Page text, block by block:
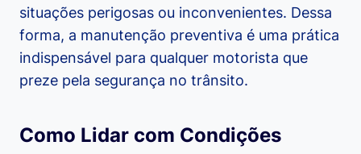
situações perigosas ou inconvenientes. Dessa
forma, a manutenção preventiva é uma prática
indispensável para qualquer motorista que
preze pela segurança no trânsito.
Como Lidar com Condições